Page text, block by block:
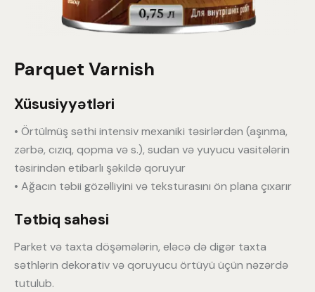
Parquet Varnish
Xüsusiyyətləri
• Örtülmüş səthi intensiv mexaniki təsirlərdən (aşınma,
zərbə, cızıq, qopma və s.), sudan və yuyucu vasitələrin
təsirindən etibarlı şəkildə qoruyur
• Ağacın təbii gözəlliyini və teksturasını ön plana çıxarır
Tətbiq sahəsi
Parket və taxta döşəmələrin, eləcə də digər taxta
səthlərin dekorativ və qoruyucu örtüyü üçün nəzərdə
tutulub.